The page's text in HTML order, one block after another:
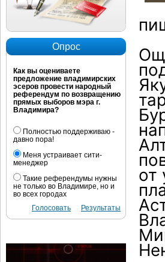
Опрос
Как вы оцениваете
предложение владимирских
эсеров провести народный
референдум по возвращению
прямых выборов мэра г.
Владимира?
Полностью поддерживаю -
давно пора!
Меня устраивает сити-
менеджер
Такие референдумы нужны
не только во Владимире, но и
во всех городах
Результаты
Голосовать
от